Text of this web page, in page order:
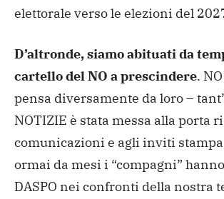
elettorale verso le elezioni del
D’altronde, siamo abituati da
cartello del NO a prescindere.
pensa diversamente da loro –
NOTIZIE è stata messa alla porta
comunicazioni e agli inviti
ormai da mesi i “compagni”
DASPO nei confronti della nostra